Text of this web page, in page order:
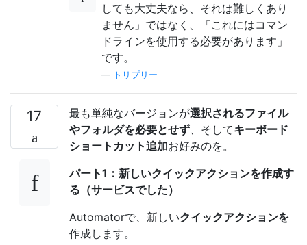
しても大丈夫なら、それは難しくあり
ません」ではなく、「これにはコマン
ドラインを使用する必要があります」
です。
トリプリー
17 最も単純なバージョンが選択されるファイル
やフォルダを必要とせず 、そしてキーボード
ショートカット追加お好みのを。
パート1：新しいクイックアクションを作成す
る（サービスでした）
Automatorで、新しいクイックアクションを
作成します。